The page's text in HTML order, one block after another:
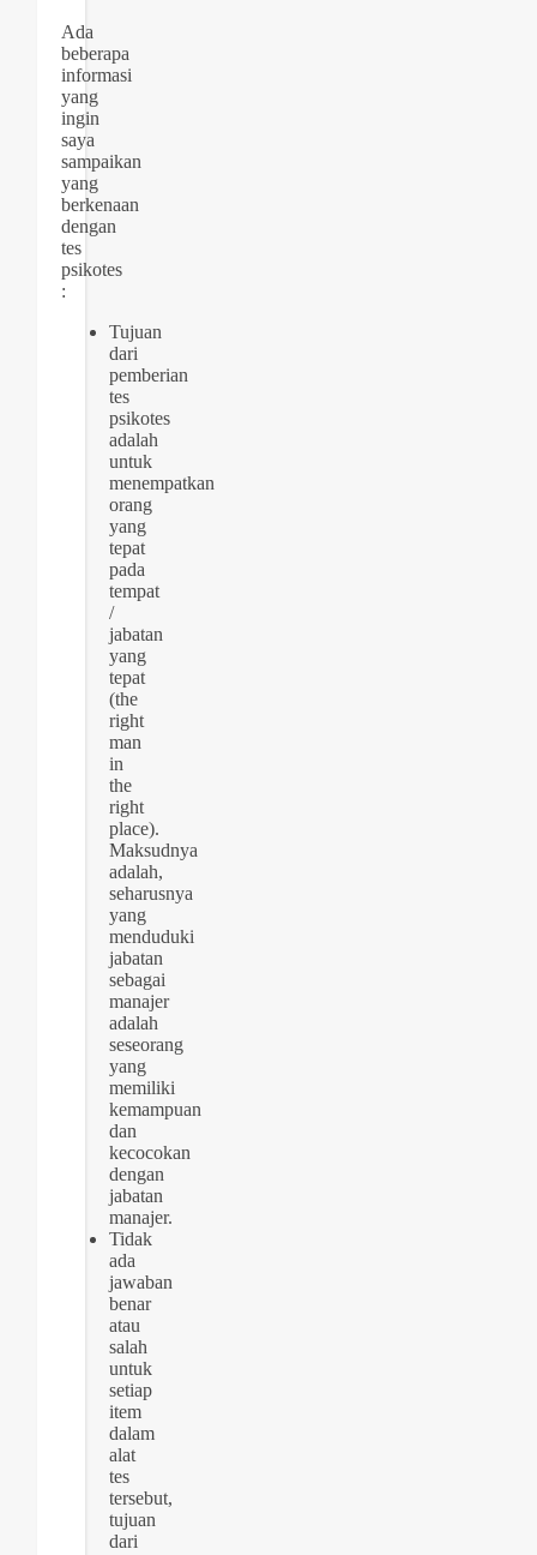
Ada
beberapa
informasi
yang
ingin
saya
sampaikan
yang
berkenaan
dengan
tes
psikotes
:
Tujuan
dari
pemberian
tes
psikotes
adalah
untuk
menempatkan
orang
yang
tepat
pada
tempat
/
jabatan
yang
tepat
(the
right
man
in
the
right
place).
Maksudnya
adalah,
seharusnya
yang
menduduki
jabatan
sebagai
manajer
adalah
seseorang
yang
memiliki
kemampuan
dan
kecocokan
dengan
jabatan
manajer.
Tidak
ada
jawaban
benar
atau
salah
untuk
setiap
item
dalam
alat
tes
tersebut,
tujuan
dari